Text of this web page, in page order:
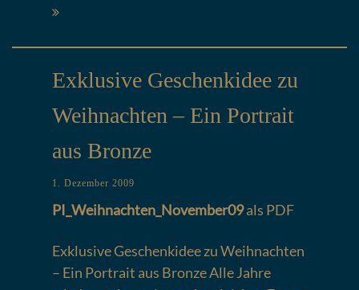
Exklusive Geschenkidee zu
Weihnachten – Ein Portrait
aus Bronze
1. Dezember 2009
PI_Weihnachten_November09als PDF
Exklusive Geschenkidee zu Weihnachten
– Ein Portrait aus Bronze Alle Jahre